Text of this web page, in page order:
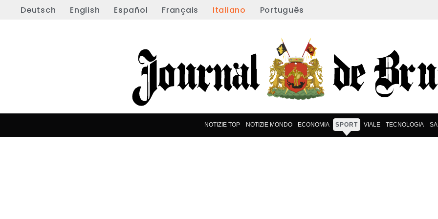
Deutsch English Español Français Italiano Português
NOTIZIE TOP NOTIZIE MONDO ECONOMIA SPORT VIALE TECNOLOGIA